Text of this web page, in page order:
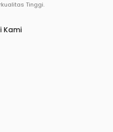
Tinggi.
Kami